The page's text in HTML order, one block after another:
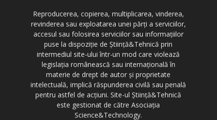
Reproducerea, copierea, multiplicarea, vinderea,
revinderea sau exploatarea unei părți a serviciilor,
accesul sau folosirea serviciilor sau informațiilor
puse la dispoziție de Știință&Tehnică prin
intermediul site-ului într-un mod care violează
legislația românească sau internațională în
materie de drept de autor și proprietate
intelectuală, implică răspunderea civilă sau penală
pentru astfel de acțiuni. Site-ul Știință&Tehnică
este gestionat de către Asociația
Science&Technology.